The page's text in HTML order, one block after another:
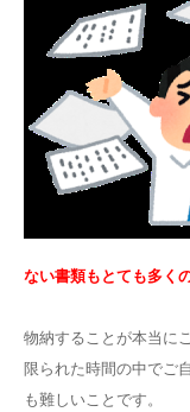
ない書類もとても多く
物納することが本当に
限られた時間の中でご
も難しいことです。